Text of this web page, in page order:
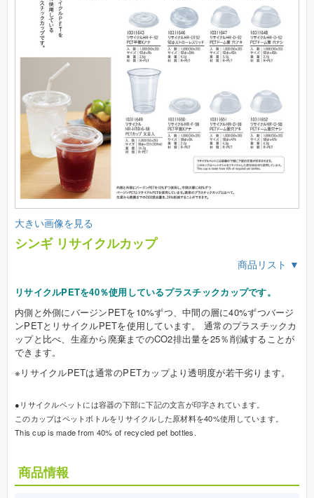
大きい画像を見る
シンギ リサイクルカップ
商品リスト ▼
リサイクルPETを40％使用しているプラスチックカップです。
内側と外側にバージンPETを10%ずつ、中間の層に40%ずつバージ
ンPETとリサイクルPETを使用しています。 通常のプラスチックカ
ップと比べ、生産から廃棄までのCO2排出量を25％削減することが
できます。
※リサイクルPETは通常のPETカップより透明度が若干劣ります。
●リサイクルペットには容器の下部に下記の文言が印字されています。
このカップはペットボトルをリサイクルした原材料を40%使用しています。
This cup is made from 40% of recycled pet bottles.
商品情報